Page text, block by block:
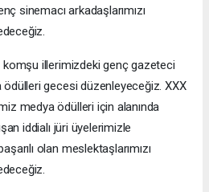
sinemacı arkadaşlarımızı
illerimizdeki genç gazeteci
ödülleri gecesi düzenleyeceğiz. XXX
medya ödülleri için alanında
iddialı jüri üyelerimizle
olan meslektaşlarımızı